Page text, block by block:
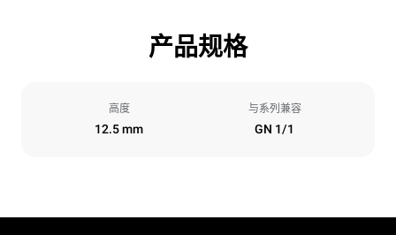
产品规格
高度
12.5 mm
与系列兼容
GN 1/1